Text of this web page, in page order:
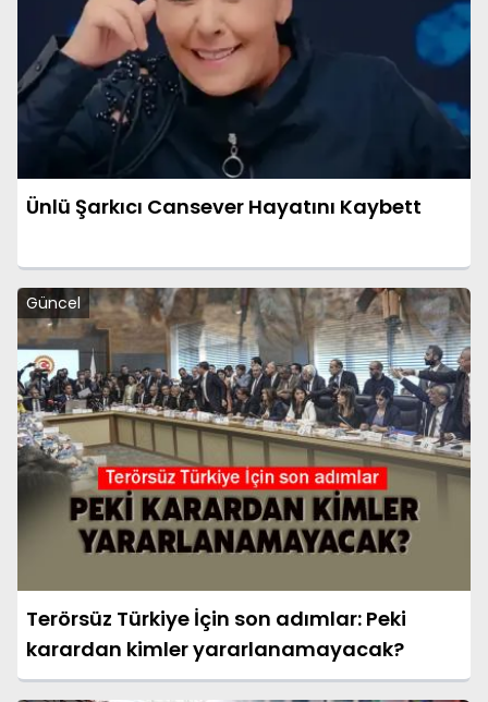
Ünlü Şarkıcı Cansever Hayatını Kaybett
Güncel
Terörsüz Türkiye İçin son adımlar: Peki
karardan kimler yararlanamayacak?